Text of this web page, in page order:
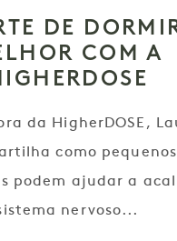
DE
COM A
da HigherDOSE,
como
podem ajudar a
nervoso...